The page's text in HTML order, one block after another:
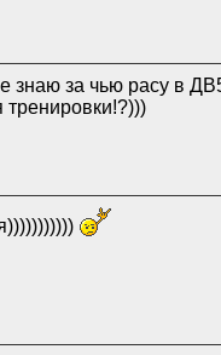
знаю за чью расу в
тренировки!?)))